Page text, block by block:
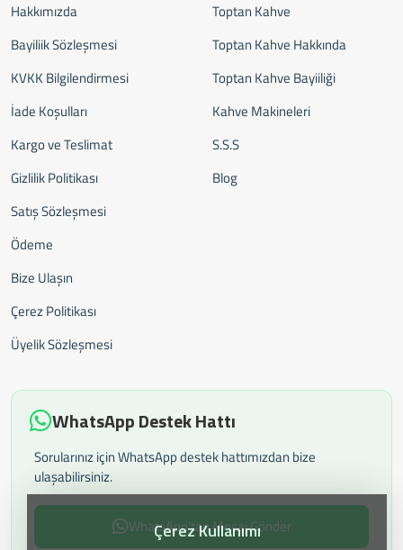
Hakkımızda
Bayiliik Sözleşmesi
KVKK Bilgilendirmesi
İade Koşulları
Kargo ve Teslimat
Gizlilik Politikası
Satış Sözleşmesi
Ödeme
Bize Ulaşın
Çerez Politikası
Üyelik Sözleşmesi
Toptan Kahve
Toptan Kahve Hakkında
Toptan Kahve Bayiiliği
Kahve Makineleri
S.S.S
Blog
WhatsApp Destek Hattı
Sorularınız için WhatsApp destek hattımızdan bize
ulaşabilirsiniz.
WhatsApp'tan Mesaj Gönder
Çerez Kullanımı